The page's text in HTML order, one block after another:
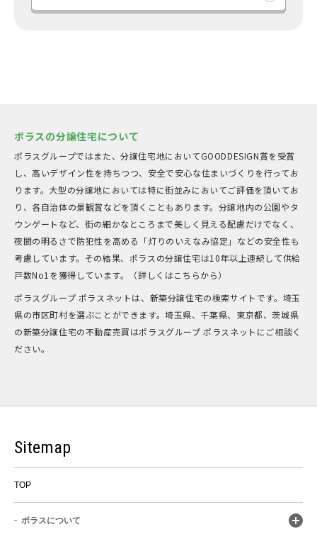
ポラスの分譲住宅について
ポラスグループではまた、分譲住宅地においてGOODDESIGN賞を受賞
し、高いデザイン性を持ちつつ、安全で安心な住まいづくりを行ってお
ります。大型の分譲地においては特に街並みにおいてご評価を頂いてお
り、各自治体の景観賞などを頂くこともあります。分譲地内の公園やタ
ウンゲートなど、街の細かなところまで美しく見える配慮だけでなく、
夜間の明るさで防犯性を高める「灯りのいえなみ協定」などの安全性も
考慮しています。その結果、ポラスの分譲住宅は10年以上連続して供給
戸数No1を獲得しています。（詳しくはこちらから）
ポラスグループ ポラスネットは、新築分譲住宅の検索サイトです。埼玉
県の市区町村を選ぶことができます。埼玉県、千葉県、東京都、茨城県
の新築分譲住宅の不動産売買はポラスグループ ポラスネットにご相談く
ださい。
Sitemap
TOP
ポラスについて